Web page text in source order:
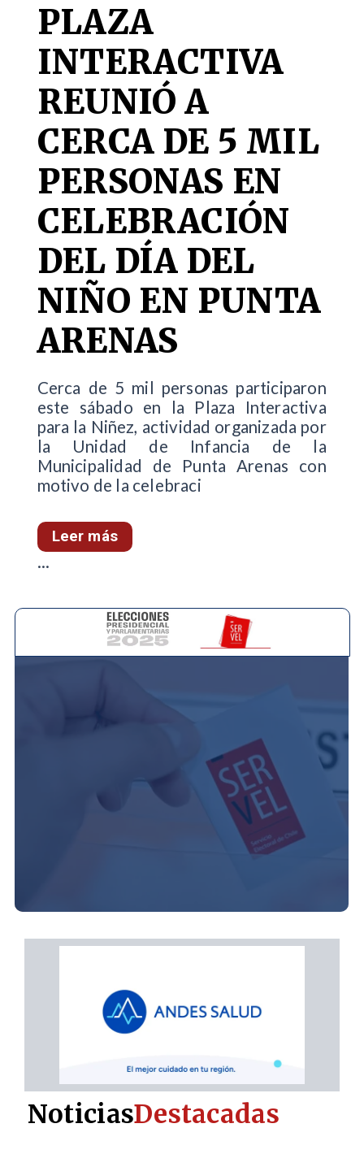
PLAZA
INTERACTIVA
REUNIÓ A
CERCA DE 5 MIL
PERSONAS EN
CELEBRACIÓN
DEL DÍA DEL
NIÑO EN PUNTA
ARENAS
Cerca de 5 mil personas participaron
este sábado en la Plaza Interactiva
para la Niñez, actividad organizada por
la Unidad de Infancia de la
Municipalidad de Punta Arenas con
motivo de la celebraci
Leer más
...
NoticiasDestacadas